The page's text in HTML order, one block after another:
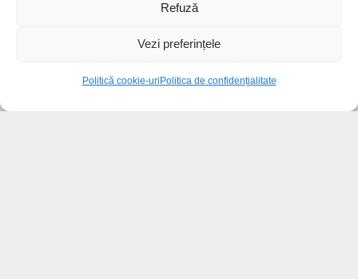
Refuză
Vezi preferințele
Politică cookie-uriPolitica de confidențialitate